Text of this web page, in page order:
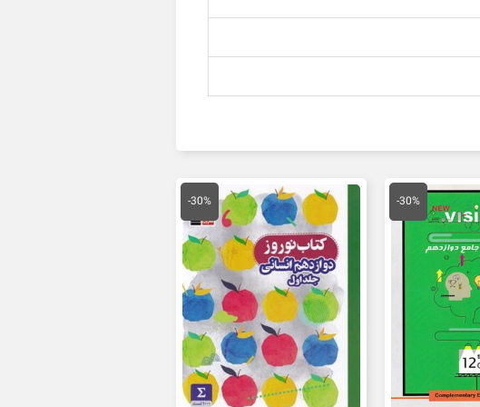
-30%
قیمت
اصلی
39,000 تومان
بود.
قیمت
فعلی
27,300 تومان
-30%
قیمت
اصلی
35,000 تومان
بود.
قیمت
فعلی
است.